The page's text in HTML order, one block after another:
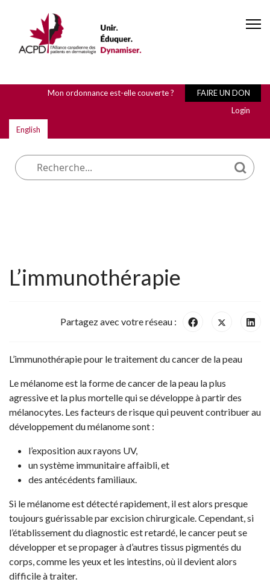
Mon ordonnance est-elle couverte ?
FAIRE UN DON
Login
English
Que cherchez-vous
L’immunothérapie
Partagez avec votre réseau :
L’immunothérapie pour le traitement du cancer de la peau
Le mélanome est la forme de cancer de la peau la plus
agressive et la plus mortelle qui se développe à partir des
mélanocytes. Les facteurs de risque qui peuvent contribuer au
développement du mélanome sont :
l’exposition aux rayons UV,
un système immunitaire affaibli, et
des antécédents familiaux.
Si le mélanome est détecté rapidement, il est alors presque
toujours guérissable par excision chirurgicale. Cependant, si
l’établissement du diagnostic est retardé, le cancer peut se
développer et se propager à d’autres tissus pigmentés du
corps, comme les yeux et les intestins, où il devient alors
difficile à traiter.